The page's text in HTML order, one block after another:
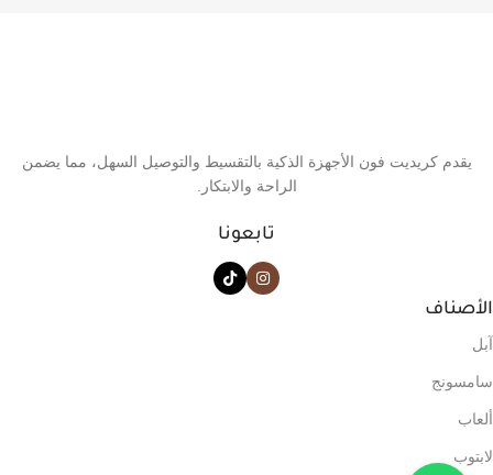
يقدم كريديت فون الأجهزة الذكية بالتقسيط والتوصيل السهل، مما يضمن
الراحة والابتكار.
تابعونا
الأصناف
آبل
سامسونج
ألعاب
لابتوب